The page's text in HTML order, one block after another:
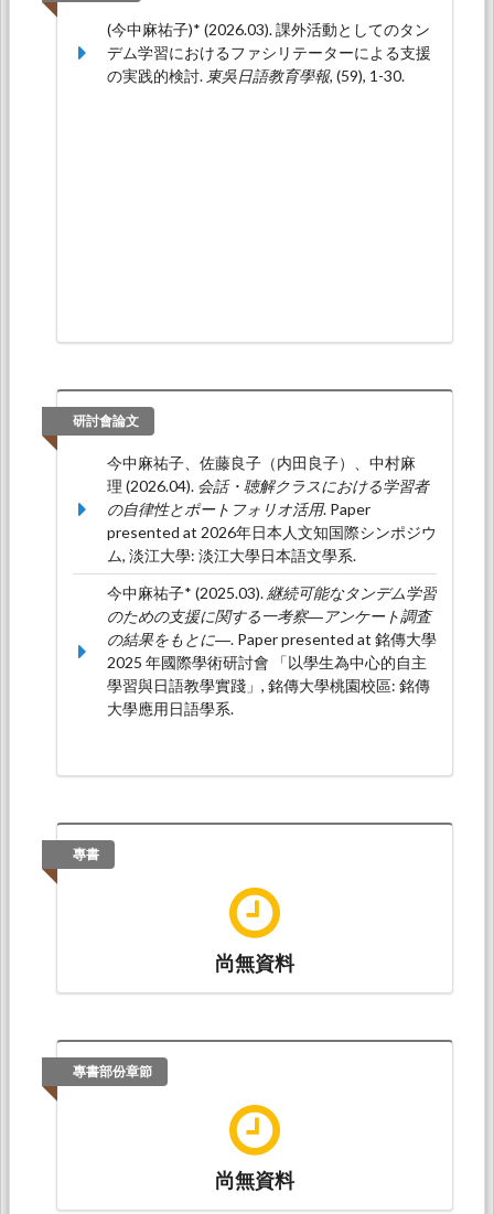
(今中麻祐子)* (2026.03). 課外活動としてのタン
デム学習におけるファシリテーターによる支援
の実践的検討. 東吳日語教育學報, (59), 1-30.
研討會論文
今中麻祐子、佐藤良子（内田良子）、中村麻
理 (2026.04). 会話・聴解クラスにおける学習者
の自律性とポートフォリオ活用. Paper
presented at 2026年日本人文知国際シンポジウ
ム, 淡江大學: 淡江大學日本語文學系.
今中麻祐子* (2025.03). 継続可能なタンデム学習
のための支援に関する一考察―アンケート調査
の結果をもとに―. Paper presented at 銘傳大學
2025 年國際學術研討會 「以學生為中心的自主
學習與日語教學實踐」, 銘傳大學桃園校區: 銘傳
大學應用日語學系.
專書
尚無資料
專書部份章節
尚無資料